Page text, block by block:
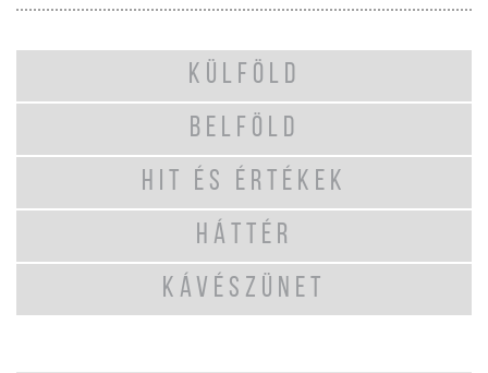
KÜLFÖLD
BELFÖLD
HIT ÉS ÉRTÉKEK
HÁTTÉR
KÁVÉSZÜNET